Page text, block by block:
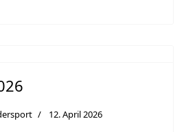
12. April 2026